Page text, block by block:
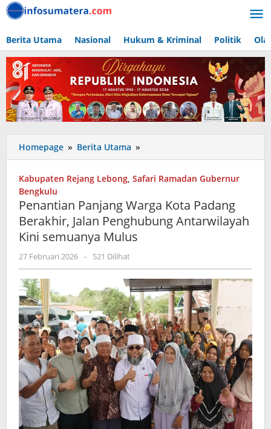
Lewati
ke
Berita Utama Nasional Hukum & Kriminal Politik
Homepage » Berita Utama »
Panjang
Kota
Berakhir,
Jalan
semuanya
Mulus
Kabupaten Rejang Lebong, Safari Ramadan Gubernur
Bengkulu
Penantian Panjang Warga Kota Padang
Berakhir, Jalan Penghubung Antarwilayah
Kini semuanya Mulus
27 Februari 2026 oleh
admin
- 521 Dilihat